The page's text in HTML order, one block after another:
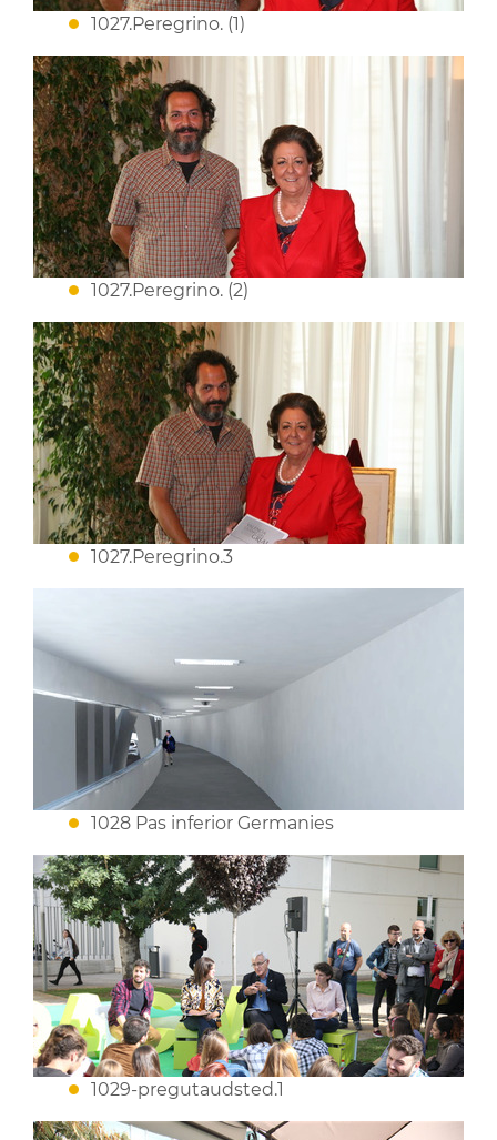
1027.Peregrino. (1)
1027.Peregrino. (2)
1027.Peregrino.3
1028 Pas inferior Germanies
1029-pregutaudsted.1